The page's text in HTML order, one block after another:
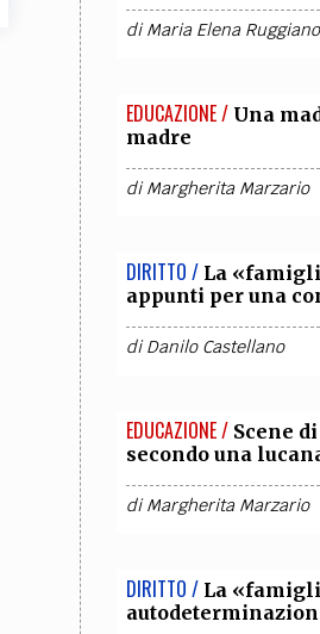
diMaria Elena Ruggiano
EDUCAZIONE / Una
madre
diMargherita Marzario
DIRITTO / La
appunti per una
diDanilo Castellano
EDUCAZIONE / Scene
secondo una
diMargherita Marzario
DIRITTO / La